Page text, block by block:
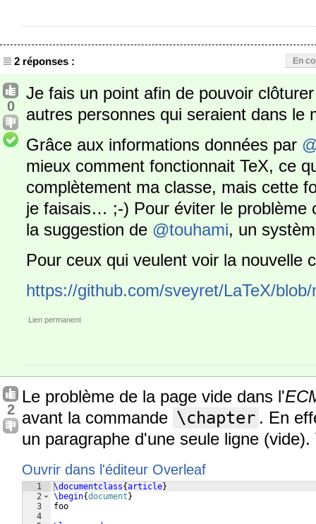
2 réponses : En
0
Je fais un point afin de pouvoir
autres personnes qui seraient dans le
Grâce aux informations données par
mieux comment fonctionnait TeX, ce
complètement ma classe, mais cette
je faisais… ;-) Pour éviter le problème
la suggestion de @touhami, un
Pour ceux qui veulent voir la nouvelle
https://github.com/sveyret/LaTeX/
Lien permanent
2
Le problème de la page vide dans l'
avant la commande \chapter . En
un paragraphe d'une seule ligne
Ouvrir dans l'éditeur Overleaf
1
2
3
4
\documentclass{article}
\begin{document }
foo